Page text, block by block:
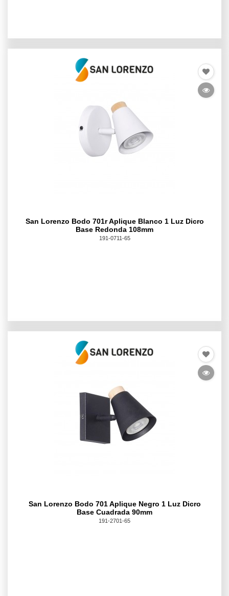
San Lorenzo Bodo 701r Aplique Blanco 1 Luz Dicro
Base Redonda 108mm
191-0711-65
San Lorenzo Bodo 701 Aplique Negro 1 Luz Dicro
Base Cuadrada 90mm
191-2701-65